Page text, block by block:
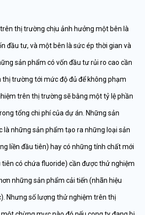
thị trường chịu ảnh hưởng một bên là
đầu tư, và một bên là sức ép thời gian và
sản phẩm có vốn đầu tư rủi ro cao cần
trường tới mức độ đủ để không phạm
trên thị trường sẽ bằng một tỷ lệ phần
tổng chi phí của dự án. Những sản
là những sản phẩm tạo ra những loại sản
liền đầu tiên) hay có những tính chất mới
có chứa fluoride) cần được thử nghiệm
những sản phẩm cải tiến (nhãn hiệu
Nhưng số lượng thử nghiệm trên thị